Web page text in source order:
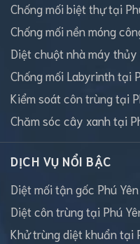
Chống mối biệt thự tại
Chống mối nền móng
Diệt chuột nhà máy thủy
Chống mối Labyrinth tại
Kiểm soát côn trùng tại
Chăm sóc cây xanh tại
DỊCH VỤ NỔI BẬC
Diệt mối tận gốc Phú Yên
Diệt côn trùng tại Phú
Khử trùng diệt khuẩn tại